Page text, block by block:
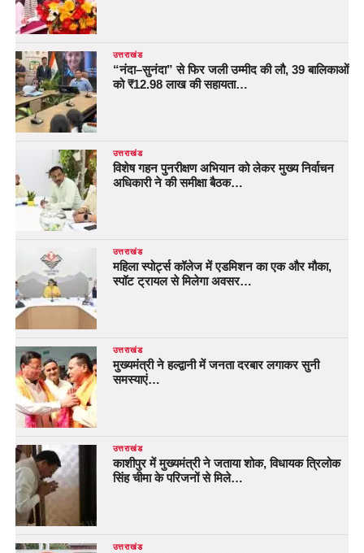
उत्तराखंड
“नंदा–सुनंदा” से फिर जली उम्मीद की लौ, 39 बालिकाओं
को ₹12.98 लाख की सहायता…
उत्तराखंड
विशेष गहन पुनरीक्षण अभियान को लेकर मुख्य निर्वाचन
अधिकारी ने की समीक्षा बैठक…
उत्तराखंड
महिला स्पोर्ट्स कॉलेज में एडमिशन का एक और मौका,
स्पॉट ट्रायल से मिलेगा अवसर…
उत्तराखंड
मुख्यमंत्री ने हल्द्वानी में जनता दरबार लगाकर सुनी
समस्याएं…
उत्तराखंड
काशीपुर में मुख्यमंत्री ने जताया शोक, विधायक त्रिलोक
सिंह चीमा के परिजनों से मिले…
उत्तराखंड